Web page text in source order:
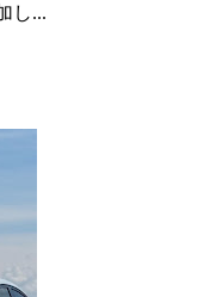
し...